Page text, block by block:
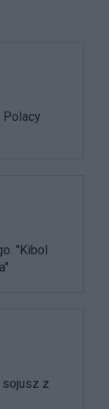
Polacy
"Kibol
sojusz z